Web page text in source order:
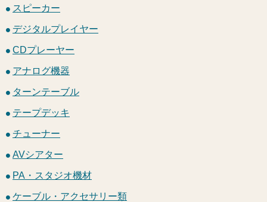
スピーカー
デジタルプレイヤー
CDプレーヤー
アナログ機器
ターンテーブル
テープデッキ
チューナー
AVシアター
PA・スタジオ機材
ケーブル・アクセサリー類